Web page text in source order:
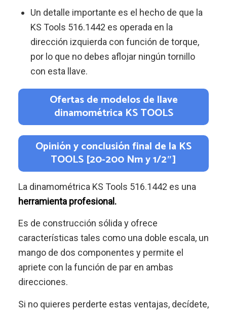
Un detalle importante es el hecho de que la
KS Tools 516.1442 es operada en la
dirección izquierda con función de torque,
por lo que no debes aflojar ningún tornillo
con esta llave.
Ofertas de modelos de llave
dinamométrica KS TOOLS
Opinión y conclusión final de la KS
TOOLS [20-200 Nm y 1/2″]
La dinamométrica KS Tools 516.1442 es una
herramienta profesional.
Es de construcción sólida y ofrece
características tales como una doble escala, un
mango de dos componentes y permite el
apriete con la función de par en ambas
direcciones.
Si no quieres perderte estas ventajas, decídete,